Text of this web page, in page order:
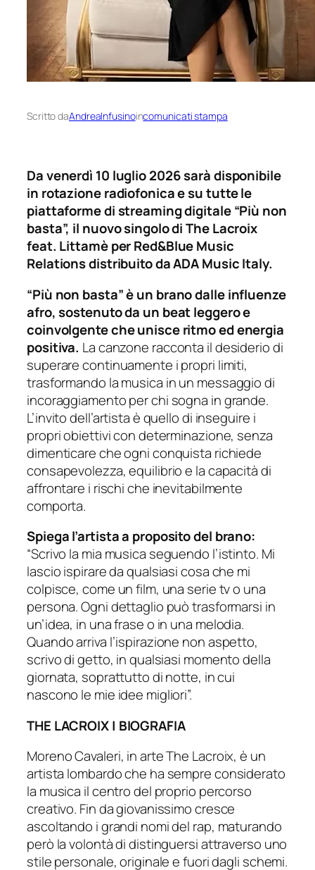
Scritto daAndreaInfusinoincomunicati stampa
Da venerdì 10 luglio 2026 sarà disponibile
in rotazione radiofonica e su tutte le
piattaforme di streaming digitale “Più non
basta”, il nuovo singolo di The Lacroix
feat. Littamè per Red&Blue Music
Relations distribuito da ADA Music Italy.
“Più non basta” è un brano dalle influenze
afro, sostenuto da un beat leggero e
coinvolgente che unisce ritmo ed energia
positiva. La canzone racconta il desiderio di
superare continuamente i propri limiti,
trasformando la musica in un messaggio di
incoraggiamento per chi sogna in grande.
L’invito dell’artista è quello di inseguire i
propri obiettivi con determinazione, senza
dimenticare che ogni conquista richiede
consapevolezza, equilibrio e la capacità di
affrontare i rischi che inevitabilmente
comporta.
Spiega l’artista a proposito del brano:
“Scrivo la mia musica seguendo l’istinto. Mi
lascio ispirare da qualsiasi cosa che mi
colpisce, come un film, una serie tv o una
persona. Ogni dettaglio può trasformarsi in
un’idea, in una frase o in una melodia.
Quando arriva l’ispirazione non aspetto,
scrivo di getto, in qualsiasi momento della
giornata, soprattutto di notte, in cui
nascono le mie idee migliori”.
THE LACROIX | BIOGRAFIA
Moreno Cavaleri, in arte The Lacroix, è un
artista lombardo che ha sempre considerato
la musica il centro del proprio percorso
creativo. Fin da giovanissimo cresce
ascoltando i grandi nomi del rap, maturando
però la volontà di distinguersi attraverso uno
stile personale, originale e fuori dagli schemi.